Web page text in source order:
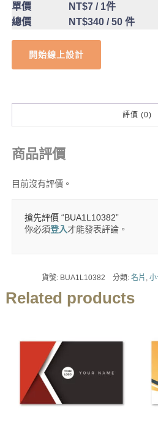
單價 NT$7/ 1件
總價
NT$340/ 50 件
開始線上設計
評價 (0)
商品評價
目前沒有評價。
搶先評價 “BUA1L10382”
你必須登入才能發表評論。
貨號: BUA1L10382 分類:名片 ,
Related products